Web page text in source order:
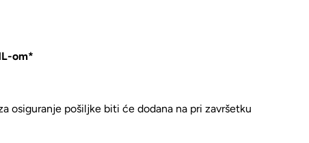
om*
osiguranje pošiljke biti će dodana na pri završetku